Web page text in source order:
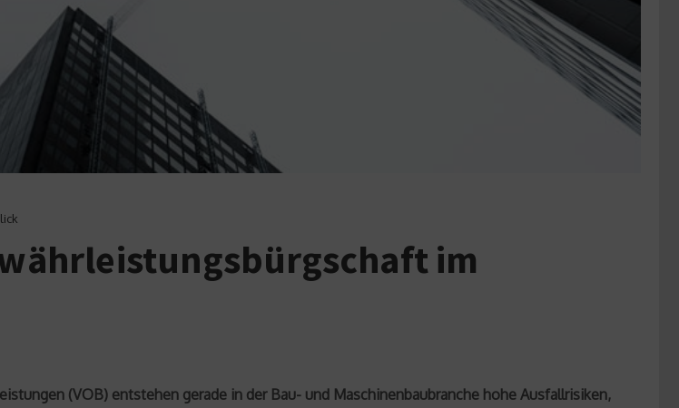
im
(VOB) entstehen gerade in der Bau- und Maschinenbaubranche hohe Ausfallrisiken,